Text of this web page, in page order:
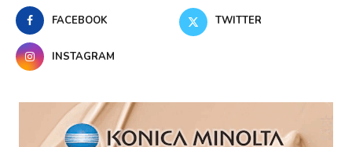
FACEBOOK TWITTER
INSTAGRAM